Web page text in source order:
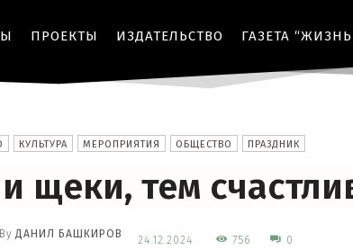
ПРОЕКТЫ ИЗДАТЕЛЬСТВО ГАЗЕТА
КУЛЬТУРА МЕРОПРИЯТИЯ ОБЩЕСТВО ПРАЗДНИК
щеки, тем
By ДАНИЛ БАШКИРОВ 24.12.2024 756 0